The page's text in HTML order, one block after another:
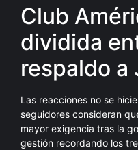
Club
dividida
respaldo a
Las reacciones no se
seguidores consideran
mayor exigencia tras la
gestión recordando los